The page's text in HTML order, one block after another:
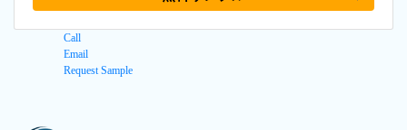
Call
Email
Request Sample